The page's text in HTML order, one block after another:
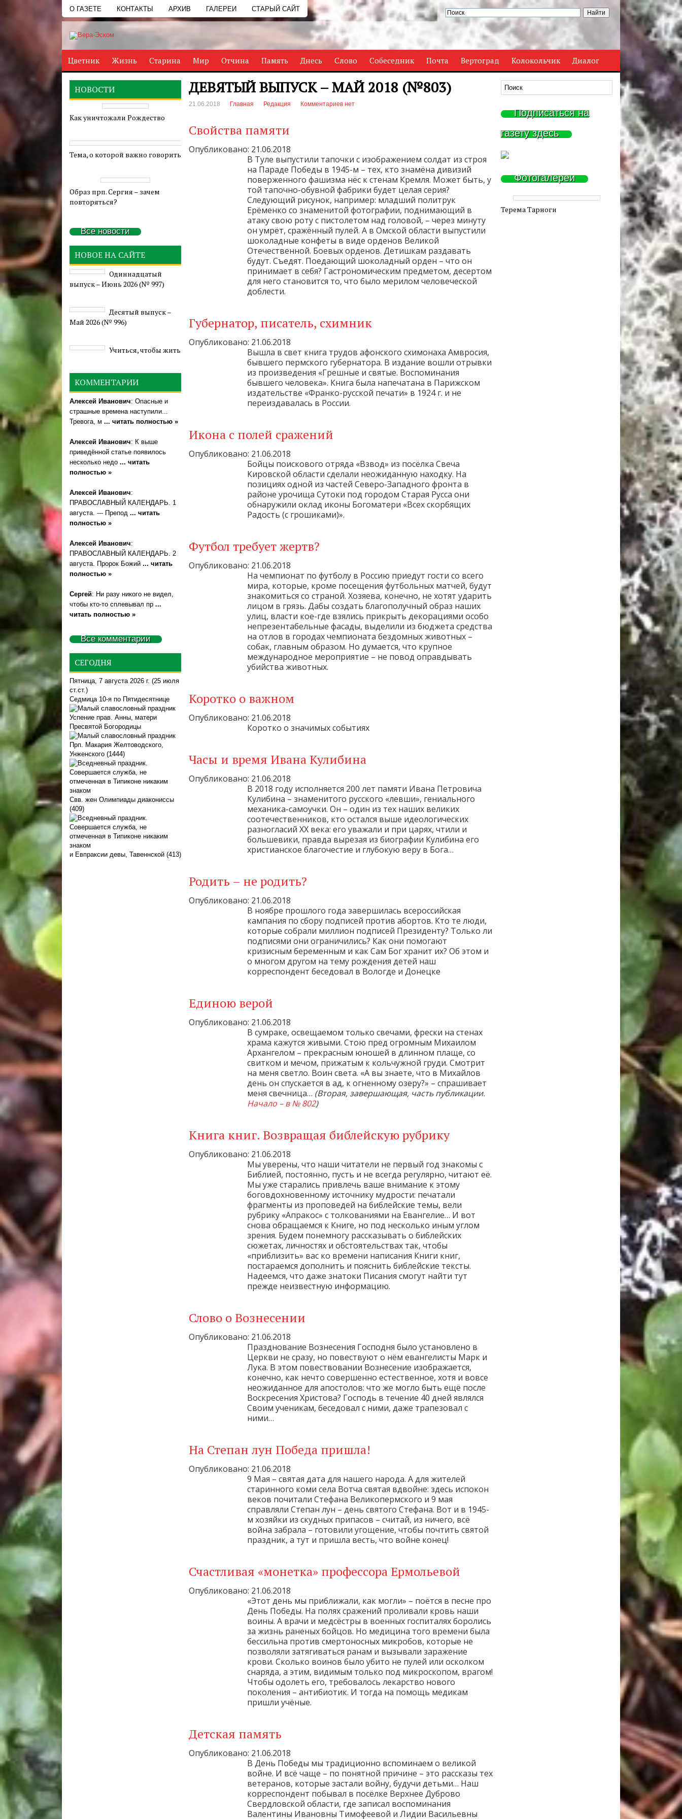
О ГАЗЕТЕ КОНТАКТЫ АРХИВ ГАЛЕРЕИ СТАРЫЙ САЙТ
Цветник Жизнь Старина Мир Отчина Память Днесь Слово Собеседник Почта Вертоград Колокольчик Диалог
ДЕВЯТЫЙ ВЫПУСК – МАЙ 2018 (№803)
21.06.2018 Главная Редакция Комментариев нет
Свойства памяти
Опубликовано: 21.06.2018
В Туле выпустили тапочки с изображением солдат из строя
на Параде Победы в 1945-м – тех, кто знамёна дивизий
поверженного фашизма нёс к стенам Кремля. Может быть, у
той тапочно-обувной фабрики будет целая серия?
Следующий рисунок, например: младший политрук
Ерёменко со знаменитой фотографии, поднимающий в
атаку свою роту с пистолетом над головой, – через минуту
он умрёт, сражённый пулей. А в Омской области выпустили
шоколадные конфеты в виде орденов Великой
Отечественной. Боевых орденов. Детишкам раздавать
будут. Съедят. Поедающий шоколадный орден – что он
принимает в себя? Гастрономическим предметом, десертом
для него становится то, что было мерилом человеческой
доблести.
Губернатор, писатель, схимник
Опубликовано: 21.06.2018
Вышла в свет книга трудов афонского схимонаха Амвросия,
бывшего пермского губернатора. В издание вошли отрывки
из произведения «Грешные и святые. Воспоминания
бывшего человека». Книга была напечатана в Парижском
издательстве «Франко-русской печати» в 1924 г. и не
переиздавалась в России.
Икона с полей сражений
Опубликовано: 21.06.2018
Бойцы поискового отряда «Взвод» из посёлка Свеча
Кировской области сделали неожиданную находку. На
позициях одной из частей Северо-Западного фронта в
районе урочища Сутоки под городом Старая Русса они
обнаружили оклад иконы Богоматери «Всех скорбящих
Радость (с грошиками)».
Футбол требует жертв?
Опубликовано: 21.06.2018
На чемпионат по футболу в Россию приедут гости со всего
мира, которые, кроме посещения футбольных матчей, будут
знакомиться со страной. Хозяева, конечно, не хотят ударить
лицом в грязь. Дабы создать благополучный образ наших
улиц, власти кое-где взялись прикрыть декорациями особо
непрезентабельные фасады, выделили из бюджета средства
на отлов в городах чемпионата бездомных животных –
собак, главным образом. Но думается, что крупное
международное мероприятие – не повод оправдывать
убийства животных.
Коротко о важном
Опубликовано: 21.06.2018
Коротко о значимых событиях
Часы и время Ивана Кулибина
Опубликовано: 21.06.2018
В 2018 году исполняется 200 лет памяти Ивана Петровича
Кулибина – знаменитого русского «левши», гениального
механика-самоучки. Он – один из тех наших великих
соотечественников, кто остался выше идеологических
разногласий ХХ века: его уважали и при царях, чтили и
большевики, правда вырезая из биографии Кулибина его
христианское благочестие и глубокую веру в Бога…
Родить – не родить?
Опубликовано: 21.06.2018
В ноябре прошлого года завершилась всероссийская
кампания по сбору подписей против абортов. Кто те люди,
которые собрали миллион подписей Президенту? Только ли
подписями они ограничились? Как они помогают
кризисным беременным и как Сам Бог хранит их? Об этом и
о многом другом на тему рождения детей наш
корреспондент беседовал в Вологде и Донецке
Единою верой
Опубликовано: 21.06.2018
В сумраке, освещаемом только свечами, фрески на стенах
храма кажутся живыми. Стою пред огромным Михаилом
Архангелом – прекрасным юношей в длинном плаще, со
свитком и мечом, прижатым к кольчужной груди. Смотрит
на меня светло. Воин света. «А вы знаете, что в Михайлов
день он спускается в ад, к огненному озеру?» – спрашивает
меня свечница… (Вторая, завершающая, часть публикации.
Начало – в № 802)
Книга книг. Возвращая библейскую рубрику
Опубликовано: 21.06.2018
Мы уверены, что наши читатели не первый год знакомы с
Библией, постоянно, пусть и не всегда регулярно, читают её.
Мы уже старались привлечь ваше внимание к этому
боговдохновенному источнику мудрости: печатали
фрагменты из проповедей на библейские темы, вели
рубрику «Апракос» с толкованиями на Евангелие… И вот
снова обращаемся к Книге, но под несколько иным углом
зрения. Будем понемногу рассказывать о библейских
сюжетах, личностях и обстоятельствах так, чтобы
«приблизить» вас ко времени написания Книги книг,
постараемся дополнить и пояснить библейские тексты.
Надеемся, что даже знатоки Писания смогут найти тут
прежде неизвестную информацию.
Слово о Вознесении
Опубликовано: 21.06.2018
Празднование Вознесения Господня было установлено в
Церкви не сразу, но повествуют о нём евангелисты Марк и
Лука. В этом повествовании Вознесение изображается,
конечно, как нечто совершенно естественное, хотя и вовсе
неожиданное для апостолов: что же могло быть ещё после
Воскресения Христова? Господь в течение 40 дней являлся
Своим ученикам, беседовал с ними, даже трапезовал с
ними…
На Степан лун Победа пришла!
Опубликовано: 21.06.2018
9 Мая – святая дата для нашего народа. А для жителей
старинного коми села Вотча святая вдвойне: здесь испокон
веков почитали Стефана Великопермского и 9 мая
справляли Степан лун – день святого Стефана. Вот и в 1945-
м хозяйки из скудных припасов – считай, из ничего, всё
война забрала – готовили угощение, чтобы почтить святой
праздник, а тут и пришла весть, что войне конец!
Счастливая «монетка» профессора Ермольевой
Опубликовано: 21.06.2018
«Этот день мы приближали, как могли» – поётся в песне про
День Победы. На полях сражений проливали кровь наши
воины. А врачи и медсёстры в военных госпиталях боролись
за жизнь раненых бойцов. Но медицина того времени была
бессильна против смертоносных микробов, которые не
позволяли затягиваться ранам и вызывали заражение
крови. Сколько воинов было убито не пулей или осколком
снаряда, а этим, видимым только под микроскопом, врагом!
Чтобы одолеть его, требовалось лекарство нового
поколения – антибиотик. И тогда на помощь медикам
пришли учёные.
Детская память
Опубликовано: 21.06.2018
В День Победы мы традиционно вспоминаем о великой
войне. И всё чаще – по понятной причине – это рассказы тех
ветеранов, которые застали войну, будучи детьми… Наш
корреспондент побывал в посёлке Верхнее Дуброво
Свердловской области, где записал воспоминания
Валентины Ивановны Тимофеевой и Лидии Васильевны
НОВОСТИ
Как уничтожали Рождество
Тема, о которой важно говорить
Образ прп. Сергия – зачем
повторяться?
Все новости
НОВОЕ НА САЙТЕ
Одиннадцатый
выпуск – Июнь 2026 (№ 997)
Деcятый выпуск –
Май 2026 (№ 996)
Учиться, чтобы жить
КОММЕНТАРИИ
Алексей Иванович: Опасные и
страшные времена наступили...
Тревога, м ... читать полностью »
Алексей Иванович: К выше
приведённой статье появилось
несколько недо ... читать
полностью »
Алексей Иванович:
ПРАВОСЛАВНЫЙ КАЛЕНДАРЬ. 1
августа. --- Препод ... читать
полностью »
Алексей Иванович:
ПРАВОСЛАВНЫЙ КАЛЕНДАРЬ. 2
августа. Пророк Божий ... читать
полностью »
Сергей: Ни разу никого не видел,
чтобы кто-то сплевывал пр ...
читать полностью »
Все комментарии
СЕГОДНЯ
Пятница, 7 августа 2026 г. (25 июля
ст.ст.)
Седмица 10-я по Пятидесятнице
Успение прав. Анны, матери
Пресвятой Богородицы
Прп. Макария Желтоводского,
Унженского (1444)
Свв. жен Олимпиады диакониссы
(409)
и Евпраксии девы, Тавеннской (413)
Подписаться на
газету здесь
Фотогалереи
Терема Тарноги